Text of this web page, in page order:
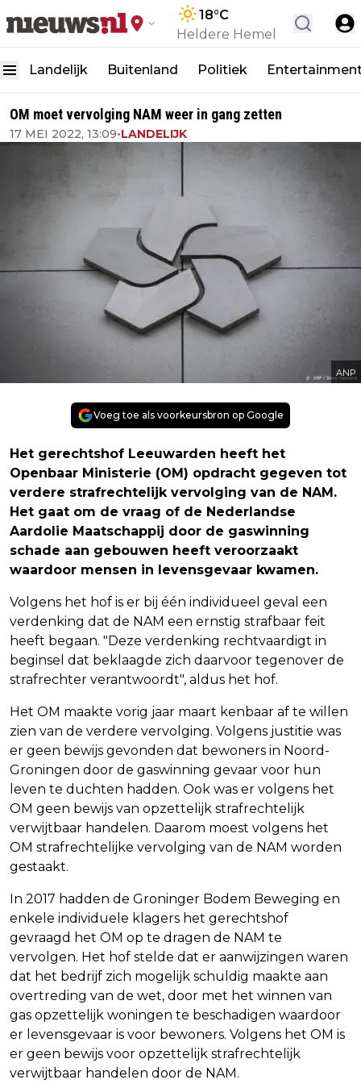
18°C
Heldere Hemel
Landelijk Buitenland Politiek
OM moet vervolging NAM weer in gang zetten
17 MEI 2022, 13:09•LANDELIJK
ANP
Voeg toe als voorkeursbron op Google
Het gerechtshof Leeuwarden heeft het
Openbaar Ministerie (OM) opdracht gegeven tot
verdere strafrechtelijk vervolging van de NAM.
Het gaat om de vraag of de Nederlandse
Aardolie Maatschappij door de gaswinning
schade aan gebouwen heeft veroorzaakt
waardoor mensen in levensgevaar kwamen.
Volgens het hof is er bij één individueel geval een
verdenking dat de NAM een ernstig strafbaar feit
heeft begaan. "Deze verdenking rechtvaardigt in
beginsel dat beklaagde zich daarvoor tegenover de
strafrechter verantwoordt", aldus het hof.
Het OM maakte vorig jaar maart kenbaar af te willen
zien van de verdere vervolging. Volgens justitie was
er geen bewijs gevonden dat bewoners in Noord-
Groningen door de gaswinning gevaar voor hun
leven te duchten hadden. Ook was er volgens het
OM geen bewijs van opzettelijk strafrechtelijk
verwijtbaar handelen. Daarom moest volgens het
OM strafrechtelijke vervolging van de NAM worden
gestaakt.
In 2017 hadden de Groninger Bodem Beweging en
enkele individuele klagers het gerechtshof
gevraagd het OM op te dragen de NAM te
vervolgen. Het hof stelde dat er aanwijzingen waren
dat het bedrijf zich mogelijk schuldig maakte aan
overtreding van de wet, door met het winnen van
gas opzettelijk woningen te beschadigen waardoor
er levensgevaar is voor bewoners. Volgens het OM is
er geen bewijs voor opzettelijk strafrechtelijk
verwijtbaar handelen door de NAM.